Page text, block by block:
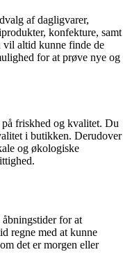
af dagligvarer,
konfekture, samt
vil altid kunne finde de
for at prøve nye og
på friskhed og kvalitet. Du
i butikken. Derudover
og økologiske
åbningstider for at
regne med at kunne
det er morgen eller